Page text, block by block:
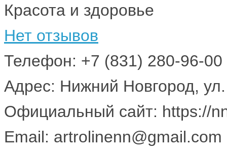
Красота и здоровье
Нет отзывов
Телефон: +7 (831) 280-96-00
Адрес: Нижний Новгород,
Официальный сайт: https://
Email: artrolinenn@gmail.com